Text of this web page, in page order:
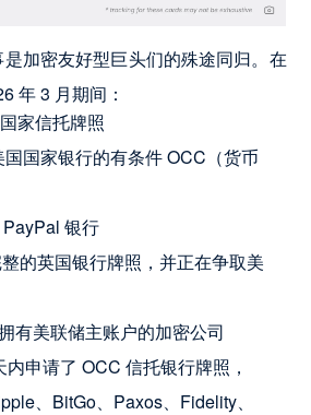
加密友好型巨头们的殊途同归。在
年 3 月期间：
家信托牌照
国家银行的有条件 OCC（货币
银行
的英国银行牌照，并正在争取美
有美联储主账户的加密公司
申请了 OCC 信托银行牌照，
、BitGo、Paxos、Fidelity、